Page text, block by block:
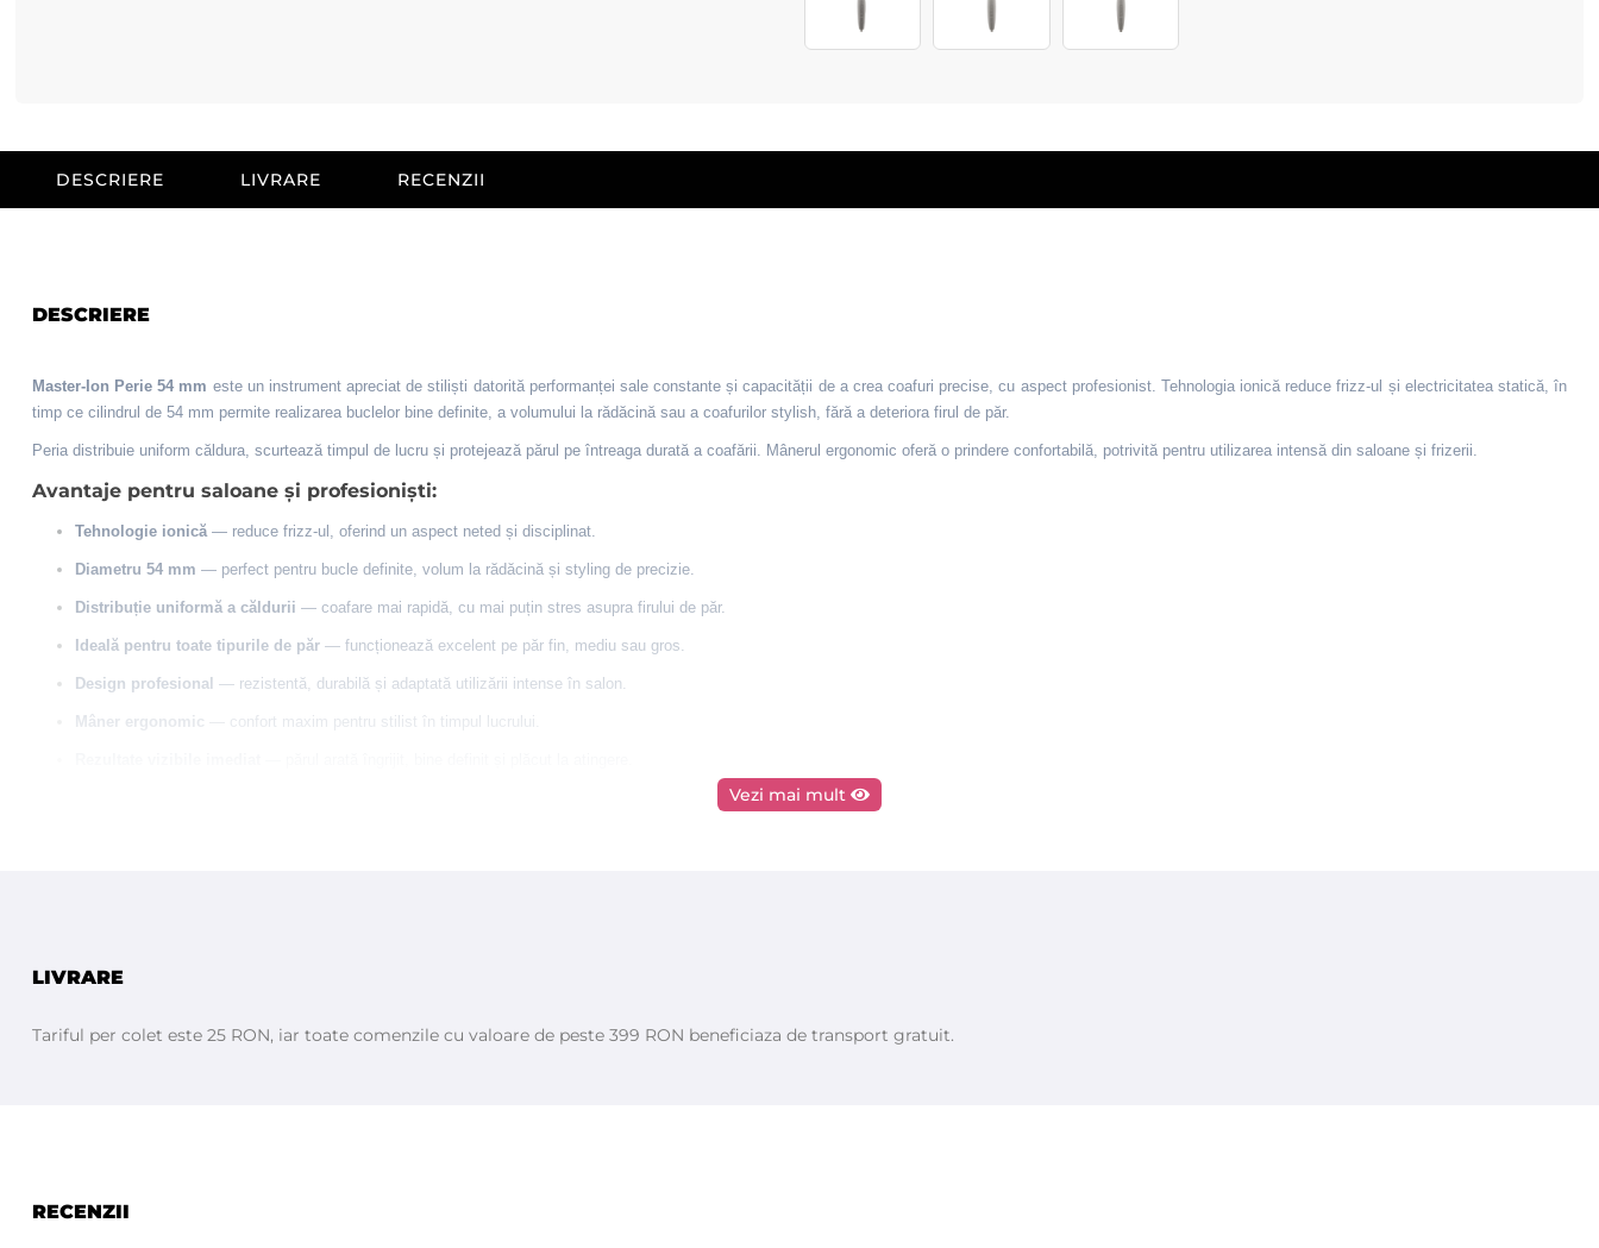
DESCRIERE LIVRARE RECENZII
DESCRIERE
Master-Ion Perie 54 mm este un instrument apreciat de stiliști datorită performanței sale constante și capacității de a crea coafuri precise, cu aspect profesionist. Tehnologia ionică reduce frizz-ul și electricitatea statică, în
timp ce cilindrul de 54 mm permite realizarea buclelor bine definite, a volumului la rădăcină sau a coafurilor stylish, fără a deteriora firul de păr.
Peria distribuie uniform căldura, scurtează timpul de lucru și protejează părul pe întreaga durată a coafării. Mânerul ergonomic oferă o prindere confortabilă, potrivită pentru utilizarea intensă din saloane și frizerii.
Avantaje pentru saloane și profesioniști:
Tehnologie ionică— reduce frizz-ul, oferind un aspect neted și disciplinat.
Diametru 54 mm — perfect pentru bucle definite, volum la rădăcină și styling de precizie.
Distribuție uniformă a căldurii — coafare mai rapidă, cu mai puțin stres asupra firului de păr.
Ideală pentru toate tipurile de păr— funcționează excelent pe păr fin, mediu sau gros.
Design profesional — rezistentă, durabilă și adaptată utilizării intense în salon.
Mâner ergonomic — confort maxim pentru stilist în timpul lucrului.
Vezi mai mult
LIVRARE
Tariful per colet este 25 RON, iar toate comenzile cu valoare de peste 399 RON beneficiaza de transport gratuit.
RECENZII